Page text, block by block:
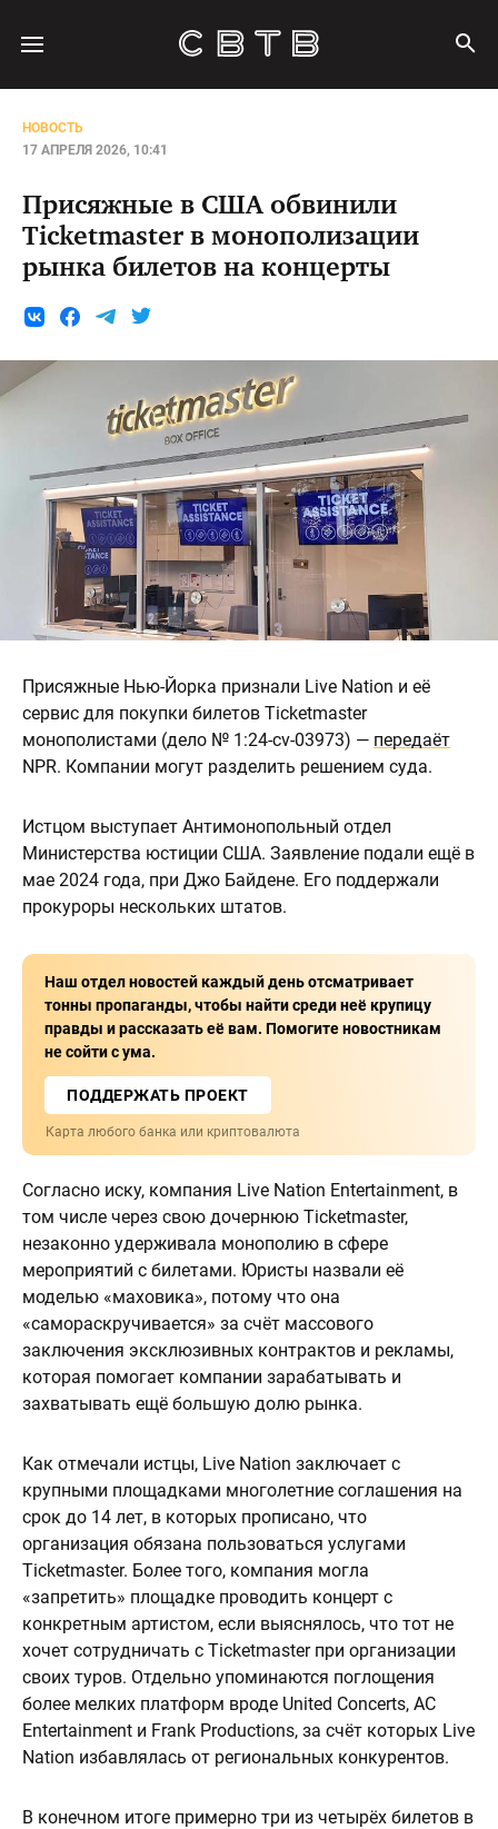
НОВОСТЬ
17 АПРЕЛЯ 2026, 10:41
Присяжные в США обвинили
Ticketmaster в монополизации
рынка билетов на концерты
Присяжные Нью-Йорка признали Live Nation и её
сервис для покупки билетов Ticketmaster
монополистами (дело № 1:24-cv-03973) — передаёт
NPR. Компании могут разделить решением суда.
Истцом выступает Антимонопольный отдел
Министерства юстиции США. Заявление подали ещё в
мае 2024 года, при Джо Байдене. Его поддержали
прокуроры нескольких штатов.
Наш отдел новостей каждый день отсматривает
тонны пропаганды, чтобы найти среди неё крупицу
правды и рассказать её вам. Помогите новостникам
не сойти с ума.
ПОДДЕРЖАТЬ ПРОЕКТ
Карта любого банка или криптовалюта
Согласно иску, компания Live Nation Entertainment, в
том числе через свою дочернюю Ticketmaster,
незаконно удерживала монополию в сфере
мероприятий с билетами. Юристы назвали её
моделью «маховика», потому что она
«самораскручивается» за счёт массового
заключения эксклюзивных контрактов и рекламы,
которая помогает компании зарабатывать и
захватывать ещё большую долю рынка.
Как отмечали истцы, Live Nation заключает с
крупными площадками многолетние соглашения на
срок до 14 лет, в которых прописано, что
организация обязана пользоваться услугами
Ticketmaster. Более того, компания могла
«запретить» площадке проводить концерт с
конкретным артистом, если выяснялось, что тот не
хочет сотрудничать с Ticketmaster при организации
своих туров. Отдельно упоминаются поглощения
более мелких платформ вроде United Concerts, AC
Entertainment и Frank Productions, за счёт которых Live
Nation избавлялась от региональных конкурентов.
В конечном итоге примерно три из четырёх билетов в